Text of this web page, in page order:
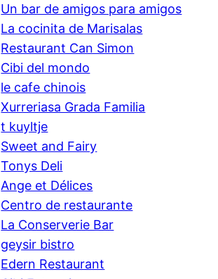
Un bar de amigos para amigos
La cocinita de Marisalas
Restaurant Can Simon
Cibi del mondo
le cafe chinois
Xurreriasa Grada Familia
t kuyltje
Sweet and Fairy
Tonys Deli
Ange et Délices
Centro de restaurante
La Conserverie Bar
geysir bistro
Edern Restaurant